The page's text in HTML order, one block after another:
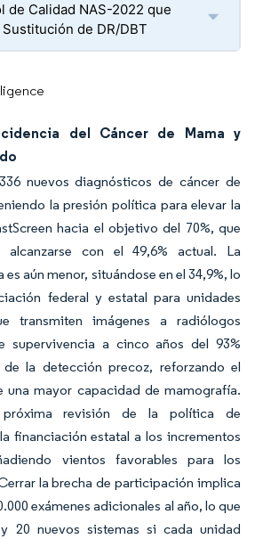
de Calidad NAS-2022 que
de DR/DBT
del Cáncer de Mama y
nuevos diagnósticos de cáncer de
la presión política para elevar la
hacia el objetivo del 70%, que
con el 49,6% actual. La
aún menor, situándose en el 34,9%, lo
federal y estatal para unidades
transmiten imágenes a radiólogos
supervivencia a cinco años del 93%
la detección precoz, reforzando el
una mayor capacidad de mamografía.
revisión de la política de
financiación estatal a los incrementos
vientos favorables para los
la brecha de participación implica
exámenes adicionales al año, lo que
20 nuevos sistemas si cada unidad